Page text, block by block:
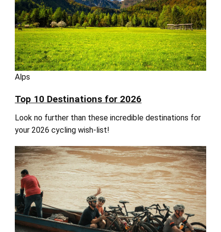
Alps
Top 10 Destinations for 2026
Look no further than these incredible destinations for
your 2026 cycling wish-list!